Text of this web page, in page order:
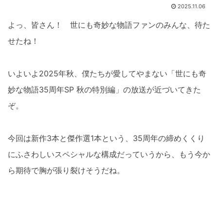
2025.11.06
よっ、皆さん！ 世にも奇妙な物語ファンのみんな、待た
せたね！
いよいよ2025年秋、僕たちが愛してやまない「世にも奇
妙な物語35周年SP 秋の特別編」の放送が近づいてきた
ぞ。
今回は新作3本と傑作選1本という、35周年の締めくくり
にふさわしいスペシャルな構成だっていうから、もう今か
ら期待で胸が張り裂けそうだね。